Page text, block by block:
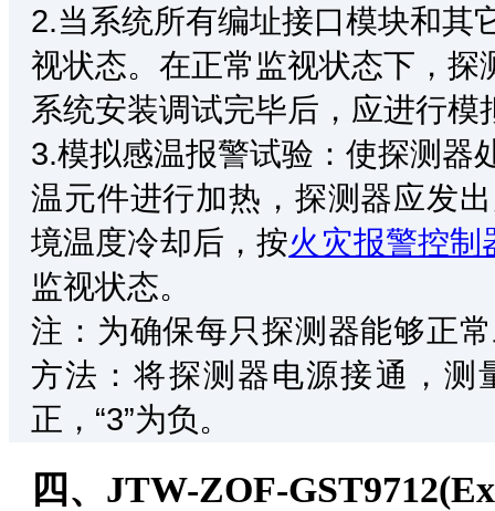
2.当系统所有编址接口模块和其
视状态。在正常监视状态下，
系统安装调试完毕后，应进行模
3.模拟感温报警试验：使探测器
温元件进行加热，探测器应发
境温度冷却后，按火灾报警控制
监视状态。
注：为确保每只探测器能够正
方法：将探测器电源接通，测
正，“3”为负。
四、JTW-ZOF-